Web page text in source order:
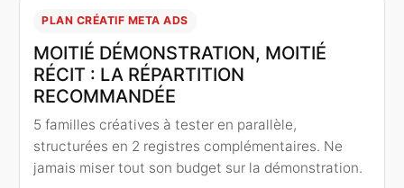
PLAN CRÉATIF META ADS
MOITIÉ DÉMONSTRATION, MOITIÉ
RÉCIT : LA RÉPARTITION
RECOMMANDÉE
5 familles créatives à tester en parallèle,
structurées en 2 registres complémentaires. Ne
jamais miser tout son budget sur la démonstration.